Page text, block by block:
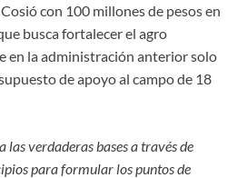
con 100 millones de pesos en
busca fortalecer el agro
en la administración anterior solo
de apoyo al campo de 18
las verdaderas bases a través de
para formular los puntos de